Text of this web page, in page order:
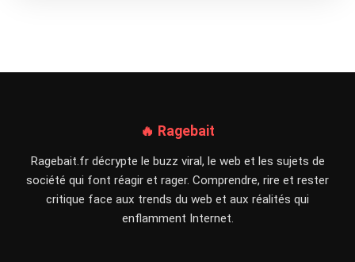
🔥 Ragebait
Ragebait.fr décrypte le buzz viral, le web et les sujets de
société qui font réagir et rager. Comprendre, rire et rester
critique face aux trends du web et aux réalités qui
enflamment Internet.